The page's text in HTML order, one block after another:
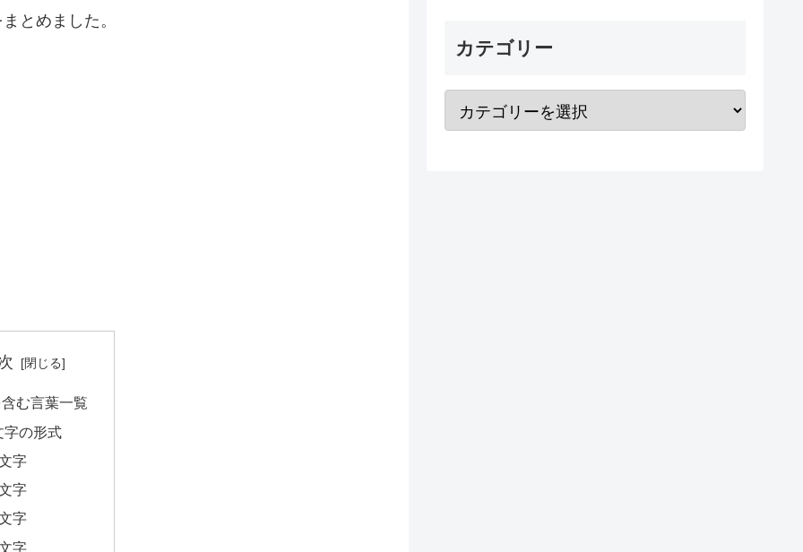
とめました。
む言葉一覧
字の形式
字
字
字
字
カテゴリー